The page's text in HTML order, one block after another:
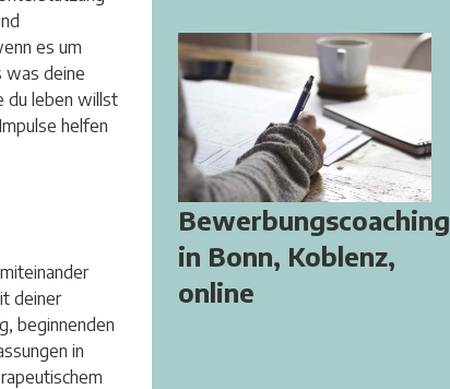
es um
was deine
du leben willst
helfen
deiner
beginnenden
in
Bewerbungscoaching
in Bonn, Koblenz,
online